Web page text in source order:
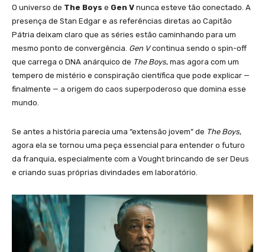
O universo de The Boys e Gen V nunca esteve tão conectado. A
presença de Stan Edgar e as referências diretas ao Capitão
Pátria deixam claro que as séries estão caminhando para um
mesmo ponto de convergência. Gen Vcontinua sendo o spin-off
que carrega o DNA anárquico de The Boys, mas agora com um
tempero de mistério e conspiração científica que pode explicar —
finalmente — a origem do caos superpoderoso que domina esse
mundo.
Se antes a história parecia uma “extensão jovem” de The Boys,
agora ela se tornou uma peça essencial para entender o futuro
da franquia, especialmente com a Vought brincando de ser Deus
e criando suas próprias divindades em laboratório.